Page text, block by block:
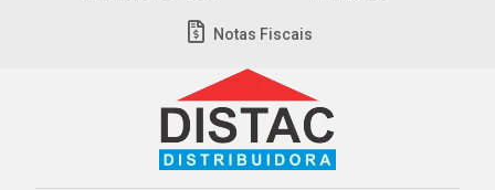
Notas Fiscais